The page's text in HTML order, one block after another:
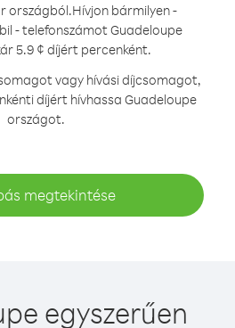
országból.Hívjon bármilyen -
- telefonszámot Guadeloupe
5.9 ¢ díjért percenként.
vagy hívási díjcsomagot,
díjért hívhassa Guadeloupe
országot.
megtekintése
egyszerűen